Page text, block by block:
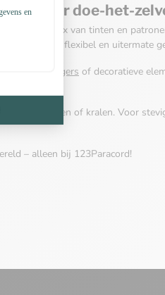
voor doe-het-
levendige mix van tinten en
bijzonder flexibel en uitermate
sleutelhangers of decoratieve
gespen, ringen of kralen. Voor
– alleen bij 123Paracord!